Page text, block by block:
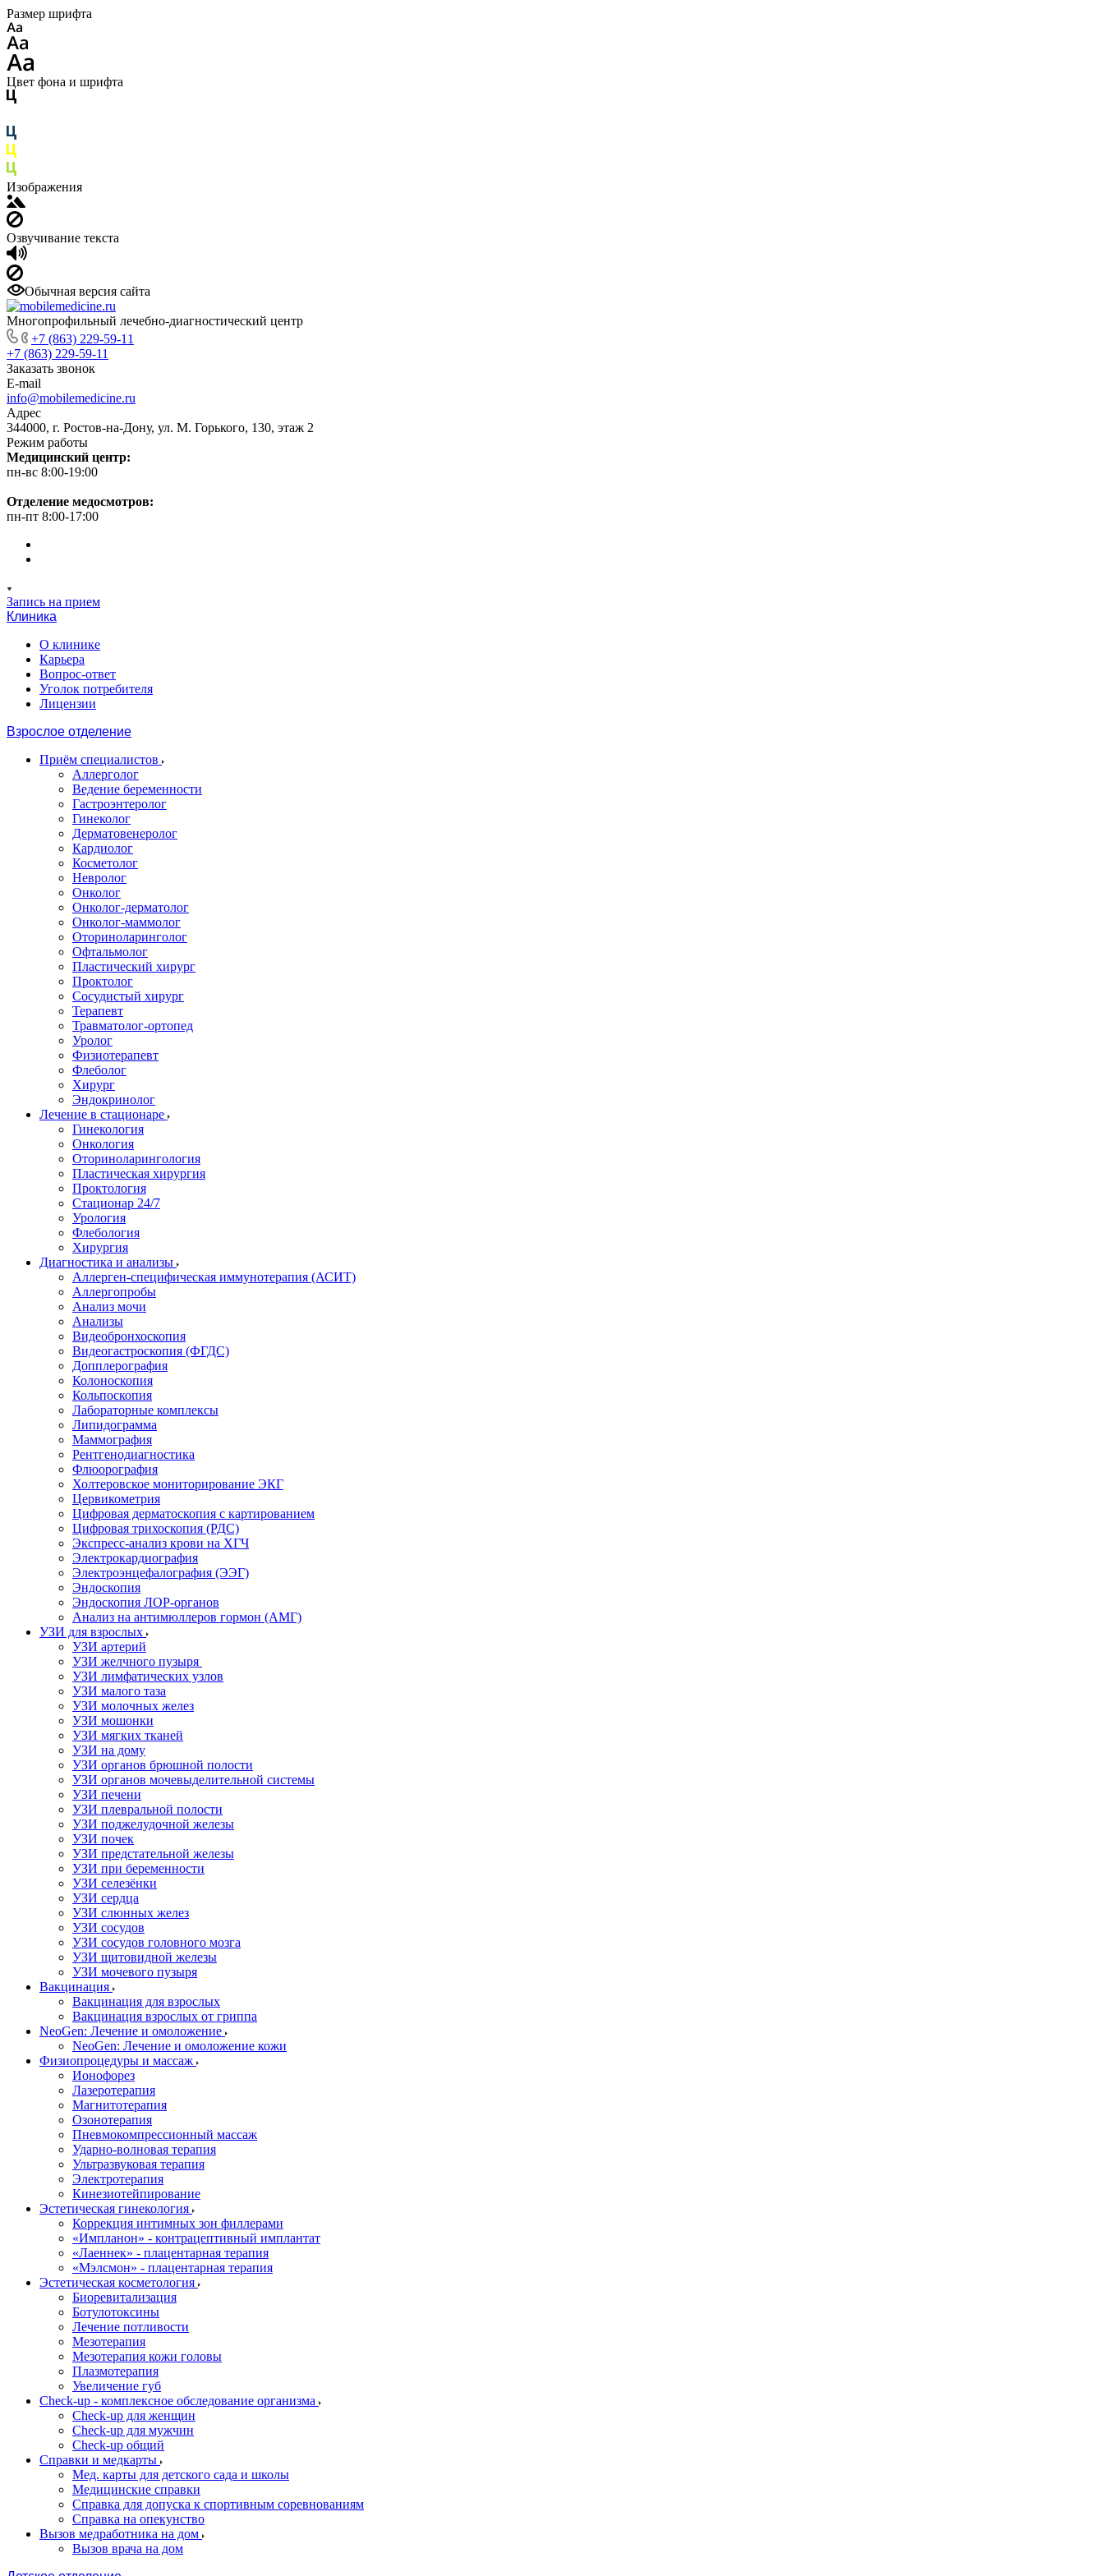
Размер шрифта
Цвет фона и шрифта
Изображения
Озвучивание текста
Обычная версия сайта
Многопрофильный лечебно-диагностический центр
+7 (863) 229-59-11
+7 (863) 229-59-11
Заказать звонок
E-mail
info@mobilemedicine.ru
Адрес
344000, г. Ростов-на-Дону, ул. М. Горького, 130, этаж 2
Режим работы
Медицинский центр:
пн-вс 8:00-19:00
Отделение медосмотров:
пн-пт 8:00-17:00
Запись на прием
Клиника
О клинике
Карьера
Вопрос-ответ
Уголок потребителя
Лицензии
Взрослое отделение
Приём специалистов
Аллерголог
Ведение беременности
Гастроэнтеролог
Гинеколог
Дерматовенеролог
Кардиолог
Косметолог
Невролог
Онколог
Онколог-дерматолог
Онколог-маммолог
Оториноларинголог
Офтальмолог
Пластический хирург
Проктолог
Сосудистый хирург
Терапевт
Травматолог-ортопед
Уролог
Физиотерапевт
Флеболог
Хирург
Эндокринолог
Лечение в стационаре
Гинекология
Онкология
Оториноларингология
Пластическая хирургия
Проктология
Стационар 24/7
Урология
Флебология
Хирургия
Диагностика и анализы
Аллерген-специфическая иммунотерапия (АСИТ)
Аллергопробы
Анализ мочи
Анализы
Видеобронхоскопия
Видеогастроскопия (ФГДС)
Допплерография
Колоноскопия
Кольпоскопия
Лабораторные комплексы
Липидограмма
Маммография
Рентгенодиагностика
Флюорография
Холтеровское мониторирование ЭКГ
Цервикометрия
Цифровая дерматоскопия с картированием
Цифровая трихоскопия (РДС)
Экспресс-анализ крови на ХГЧ
Электрокардиография
Электроэнцефалография (ЭЭГ)
Эндоскопия
Эндоскопия ЛОР-органов
Анализ на антимюллеров гормон (АМГ)
УЗИ для взрослых
УЗИ артерий
УЗИ желчного пузыря
УЗИ лимфатических узлов
УЗИ малого таза
УЗИ молочных желез
УЗИ мошонки
УЗИ мягких тканей
УЗИ на дому
УЗИ органов брюшной полости
УЗИ органов мочевыделительной системы
УЗИ печени
УЗИ плевральной полости
УЗИ поджелудочной железы
УЗИ почек
УЗИ предстательной железы
УЗИ при беременности
УЗИ селезёнки
УЗИ сердца
УЗИ слюнных желез
УЗИ сосудов
УЗИ сосудов головного мозга
УЗИ щитовидной железы
УЗИ мочевого пузыря
Вакцинация
Вакцинация для взрослых
Вакцинация взрослых от гриппа
NeoGen: Лечение и омоложение
NeoGen: Лечение и омоложение кожи
Физиопроцедуры и массаж
Ионофорез
Лазеротерапия
Магнитотерапия
Озонотерапия
Пневмокомпрессионный массаж
Ударно-волновая терапия
Ультразвуковая терапия
Электротерапия
Кинезиотейпирование
Эстетическая гинекология
Коррекция интимных зон филлерами
«Импланон» - контрацептивный имплантат
«Лаеннек» - плацентарная терапия
«Мэлсмон» - плацентарная терапия
Эстетическая косметология
Биоревитализация
Ботулотоксины
Лечение потливости
Мезотерапия
Мезотерапия кожи головы
Плазмотерапия
Увеличение губ
Check-up - комплексное обследование организма
Check-up для женщин
Check-up для мужчин
Check-up общий
Справки и медкарты
Мед. карты для детского сада и школы
Медицинские справки
Справка для допуска к спортивным соревнованиям
Справка на опекунство
Вызов медработника на дом
Вызов врача на дом